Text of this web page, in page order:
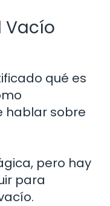
Vacío
qué es
hablar sobre
pero hay
para